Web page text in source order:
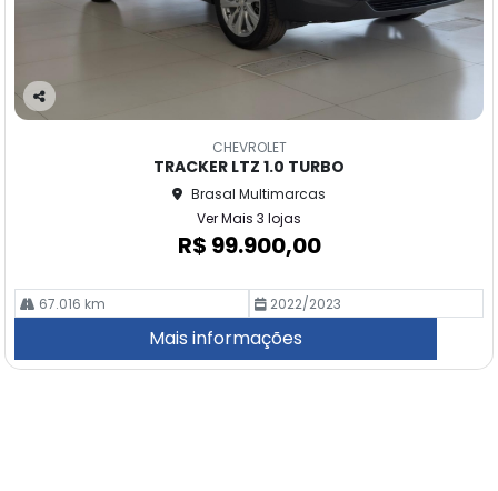
Co
CHEVROLET
TRACKER LTZ 1.0 TURBO
Brasal Multimarcas
Ver Mais 3 lojas
R$ 99.900,00
67.016 km 2022/2023
Mais informações